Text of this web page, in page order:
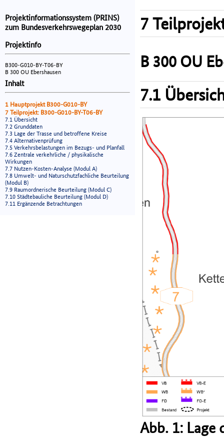
Projektinformationssystem (PRINS)
zum Bundesverkehrswegeplan 2030
Projektinfo
B300-G010-BY-T06-BY
B 300 OU Ebershausen
Inhalt
1 Hauptprojekt B300-G010-BY
7 Teilprojekt: B300-G010-BY-T06-BY
7.1 Übersicht
7.2 Grunddaten
7.3 Lage der Trasse und betroffene Kreise
7.4 Alternativenprüfung
7.5 Verkehrsbelastungen im Bezugs- und Planfall
7.6 Zentrale verkehrliche / physikalische
Wirkungen
7.7 Nutzen-Kosten-Analyse (Modul A)
7.8 Umwelt- und Naturschutzfachliche Beurteilung
(Modul B)
7.9 Raumordnerische Beurteilung (Modul C)
7.10 Städtebauliche Beurteilung (Modul D)
7.11 Ergänzende Betrachtungen
7
B 300 OU
7.1
Abb. 1: Lage